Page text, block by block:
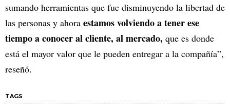
sumando herramientas que fue disminuyendo la libertad de
las personas y ahora estamos volviendo a tener ese
tiempo a conocer al cliente, al mercado, que es donde
está el mayor valor que le pueden entregar a la compañía”,
reseñó.
TAGS